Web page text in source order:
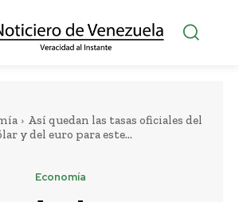
Así quedan las tasas oficiales del
y del euro para este...
Economía